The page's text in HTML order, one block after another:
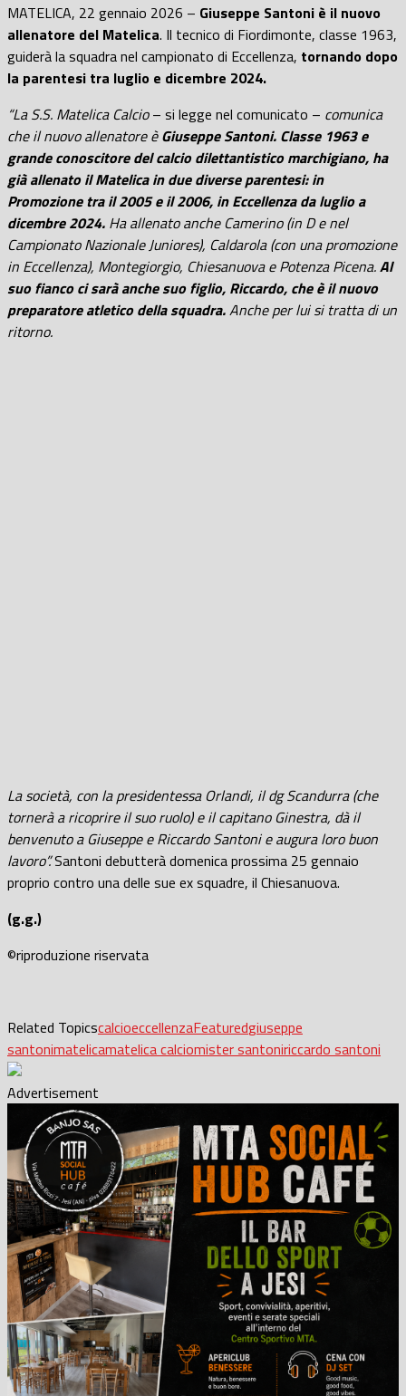
MATELICA, 22 gennaio 2026 – Giuseppe Santoni è il nuovo
allenatore del Matelica. Il tecnico di Fiordimonte, classe 1963,
guiderà la squadra nel campionato di Eccellenza, tornando dopo
la parentesi tra luglio e dicembre 2024.
“La S.S. Matelica Calcio– si legge nel comunicato – comunica
che il nuovo allenatore èGiuseppe Santoni. Classe 1963 e
grande conoscitore del calcio dilettantistico marchigiano, ha
già allenato il Matelica in due diverse parentesi: in
Promozione tra il 2005 e il 2006, in Eccellenza da luglio a
dicembre 2024. Ha allenato anche Camerino (in D e nel
Campionato Nazionale Juniores), Caldarola (con una promozione
in Eccellenza), Montegiorgio, Chiesanuova e Potenza Picena.Al
suo fianco ci sarà anche suo figlio, Riccardo, che è il nuovo
preparatore atletico della squadra.Anche per lui si tratta di un
ritorno.
La società, con la presidentessa Orlandi, il dg Scandurra (che
tornerà a ricoprire il suo ruolo) e il capitano Ginestra, dà il
benvenuto a Giuseppe e Riccardo Santoni e augura loro buon
lavoro”.Santoni debutterà domenica prossima 25 gennaio
proprio contro una delle sue ex squadre, il Chiesanuova.
(g.g.)
©riproduzione riservata
Related TopicscalcioeccellenzaFeaturedgiuseppe
santonimatelicamatelica calciomister santoniriccardo santoni
Advertisement